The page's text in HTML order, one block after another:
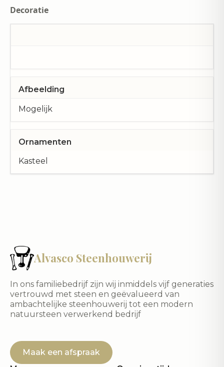
Decoratie
Afbeelding
Mogelijk
Ornamenten
Kasteel
Alvasco Steenhouwerij
In ons familiebedrijf zijn wij inmiddels vijf generaties
vertrouwd met steen en geëvalueerd van
ambachtelijke steenhouwerij tot een modern
natuursteen verwerkend bedrijf
Maak een afspraak